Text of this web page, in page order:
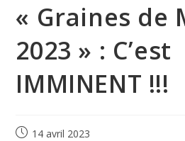
« Graines de
2023 » : C’est
IMMINENT !!!
14 avril 2023